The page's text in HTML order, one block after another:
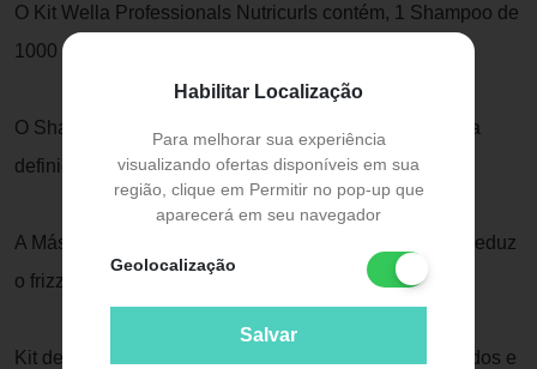
Habilitar Localização
Para melhorar sua experiência
visualizando ofertas disponíveis em sua
região, clique em Permitir no pop-up que
aparecerá em seu navegador
Geolocalização
Salvar
O Kit Wella Professionals Nutricurls contém, 1 Shampoo de
1000 ml e 1 Máscara de 500 ml.
O Shampoo limpa suavemente, é nutritivo, proporciona
definição e ação antifrizz.
A Máscara de Nutrição, proporciona nutrição intensa, reduz
o frizz e traz maciez para os fios
Kit de tratamento diário para cabelos crespos, cacheados e